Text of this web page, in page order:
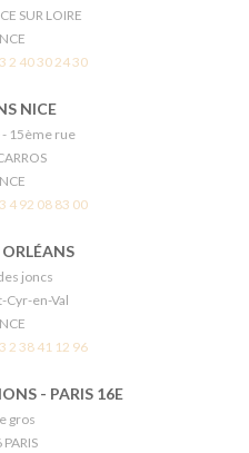
SUR LOIRE
2 40 30 24 30
NICE
- 15ème rue
4 92 08 83 00
joncs
Cyr-en-Val
2 38 41 12 96
- PARIS 16E
gros